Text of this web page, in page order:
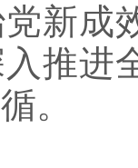
新成
推进
。